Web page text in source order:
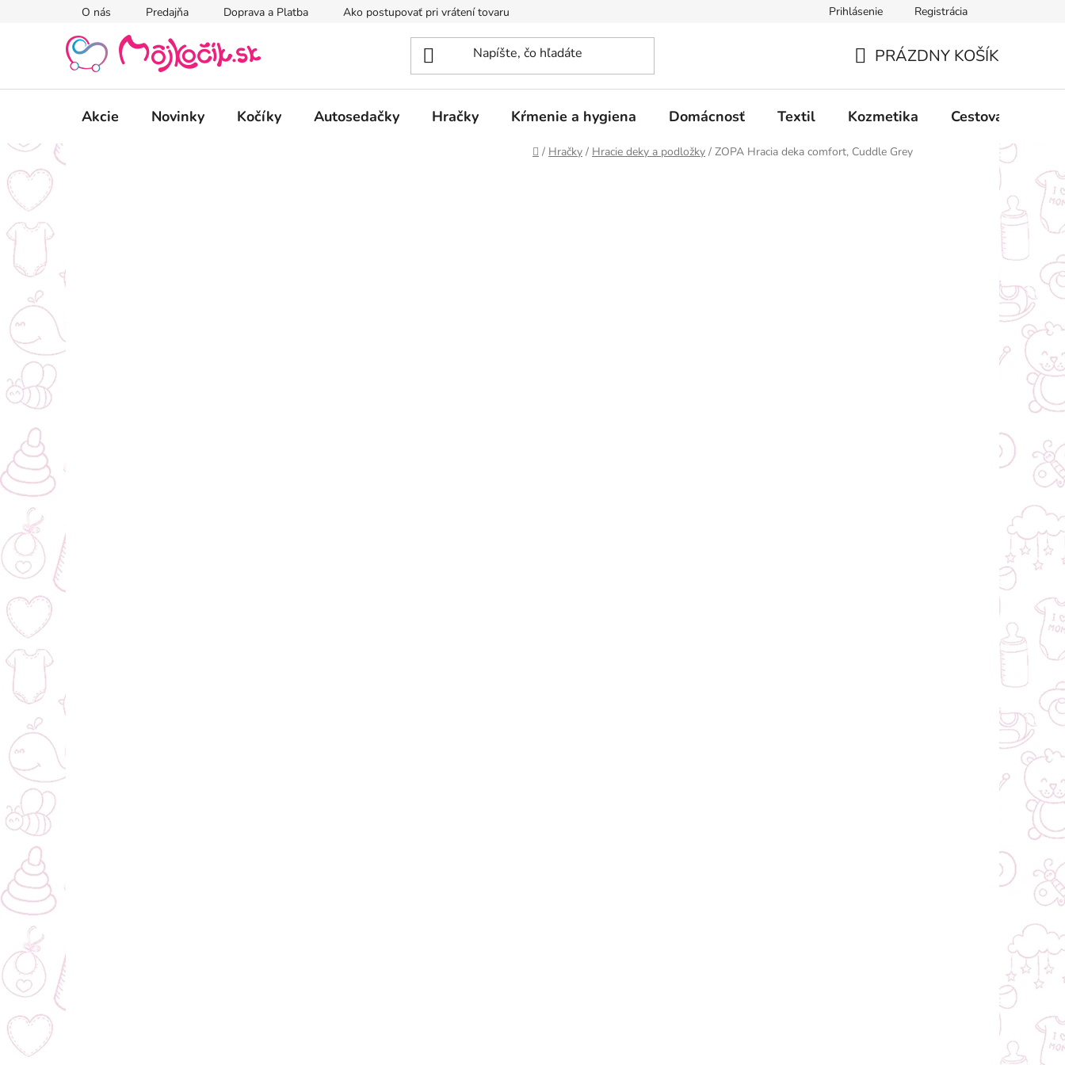
O nás Predajňa Doprava a Platba Ako postupovať pri vrátení tovaru Obchodné podmienky Podmienky ochrany
Prihlásenie Registrácia
KOŠÍK
PRÁZDNY KOŠÍK
Akcie Novinky Kočíky Autosedačky Hračky Kŕmenie a hygiena Domácnosť Textil Kozmetika Cestovanie
Domov
/ Hračky / Hracie deky a podložky / ZOPA Hracia deka comfort, Cuddle Grey